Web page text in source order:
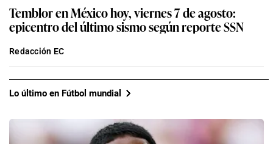
Temblor en México hoy, viernes 7 de agosto:
epicentro del último sismo según reporte SSN
Redacción EC
Lo último en Fútbol mundial